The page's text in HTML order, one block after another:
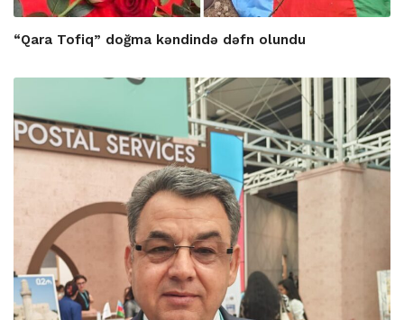
“Qara Tofiq” doğma kəndində dəfn olundu